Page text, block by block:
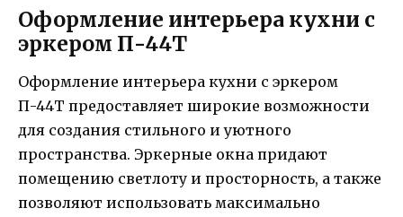
Оформление интерьера кухни с
эркером П-44Т
Оформление интерьера кухни с эркером
П-44Т предоставляет широкие возможности
для создания стильного и уютного
пространства. Эркерные окна придают
помещению светлоту и просторность, а также
позволяют использовать максимально